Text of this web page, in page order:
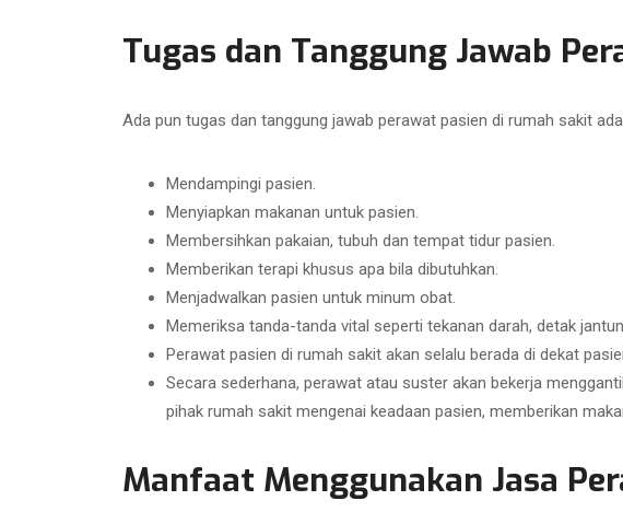
Tugas dan Tanggung Jawab
Ada pun tugas dan tanggung jawab perawat pasien di rumah sakit
Mendampingi pasien.
Menyiapkan makanan untuk pasien.
Membersihkan pakaian, tubuh dan tempat tidur pasien.
Memberikan terapi khusus apa bila dibutuhkan.
Menjadwalkan pasien untuk minum obat.
Memeriksa tanda-tanda vital seperti tekanan darah, detak
Perawat pasien di rumah sakit akan selalu berada di dekat
Secara sederhana, perawat atau suster akan bekerja
pihak rumah sakit mengenai keadaan pasien, memberikan
Manfaat Menggunakan Jasa